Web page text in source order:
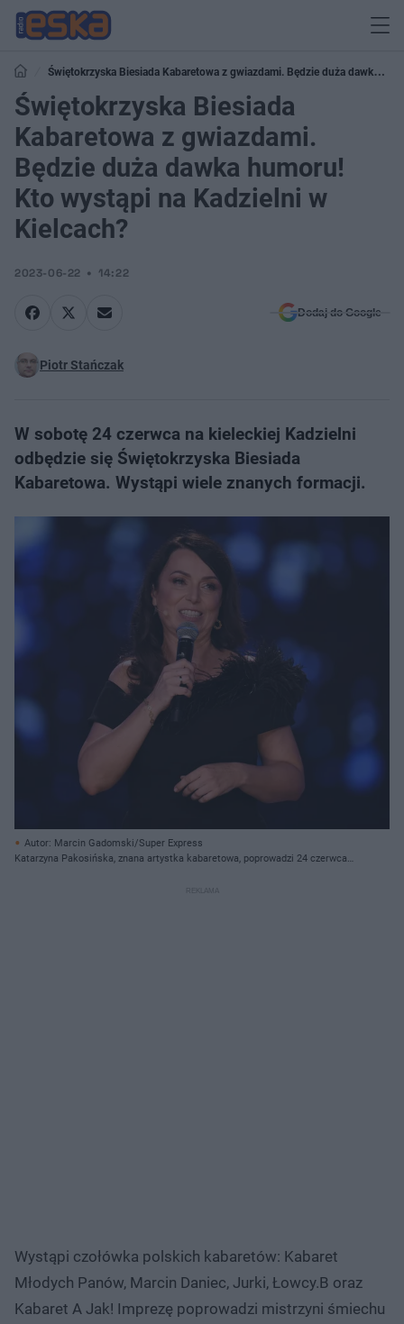
Świętokrzyska Biesiada Kabaretowa z gwiazdami. Będzie duża dawka
humoru! Kto wystąpi na Kadzielni w Kielcach?
Świętokrzyska Biesiada
Kabaretowa z gwiazdami.
Będzie duża dawka humoru!
Kto wystąpi na Kadzielni w
Kielcach?
2023-06-22 14:22
Dodaj do Google
Piotr Stańczak
W sobotę 24 czerwca na kieleckiej Kadzielni
odbędzie się Świętokrzyska Biesiada
Kabaretowa. Wystąpi wiele znanych formacji.
Autor: Marcin Gadomski/Super Express
Katarzyna Pakosińska, znana artystka kabaretowa, poprowadzi 24 czerwca
Wystąpi czołówka polskich kabaretów: Kabaret
Młodych Panów, Marcin Daniec, Jurki, Łowcy.B oraz
Kabaret A Jak! Imprezę poprowadzi mistrzyni śmiechu